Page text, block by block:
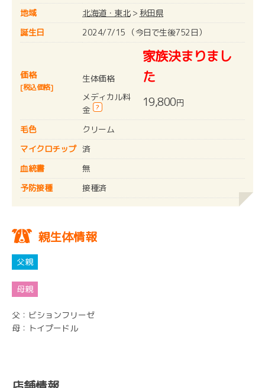
地域
北海道・東北> 秋田県
誕生日
2024/7/15 （今日で生後752日）
価格
[税込価格]
生体価格
家族決まりまし
た
メディカル料
金
? 19,800円
毛色
クリーム
マイクロチップ 済
血統書
無
予防接種
接種済
親生体情報
父：ビションフリーゼ
母：トイプードル